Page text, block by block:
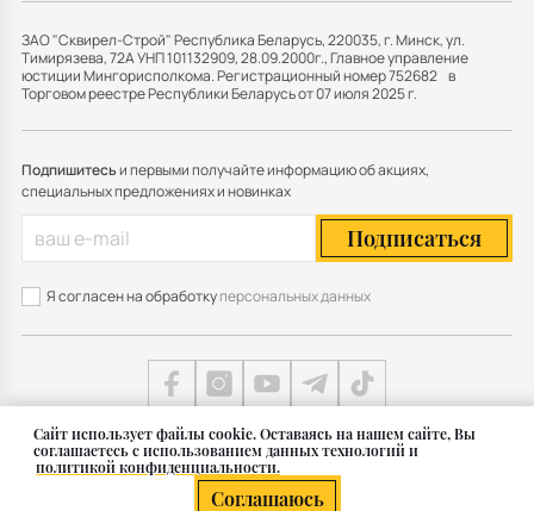
Cайт использует файлы cookie. Оставаясь на нашем сайте, Вы
соглашаетесь с использованием данных технологий и
политикой конфиденциальности.
Соглашаюсь
ЗАО "Сквирел-Строй" Республика Беларусь, 220035, г. Минск, ул.
Тимирязева, 72А УНП 101132909, 28.09.2000г., Главное управление
юстиции Мингорисполкома. Регистрационный номер 752682 в
Торговом реестре Республики Беларусь от 07 июля 2025 г.
Подпишитесьи первыми получайте информацию об акциях,
специальных предложениях и новинках
Подписаться
Я согласен на обработкуперсональных данных
© 2011 — 2026 Группа СКВИРЕЛ в Беларуси
Карта сайта